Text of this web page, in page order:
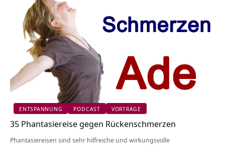
ENTSPANNUNG PODCAST VORTRÄGE
35 Phantasiereise gegen Rückenschmerzen
Phantasiereisen sind sehr hilfreiche und wirkungsvolle